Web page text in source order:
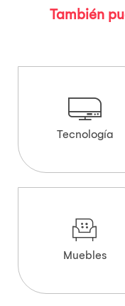
También
Tecnología
Muebles